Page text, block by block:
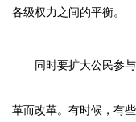
各级权力之间的平衡。
同时要扩大公民参
革而改革。有时候，有